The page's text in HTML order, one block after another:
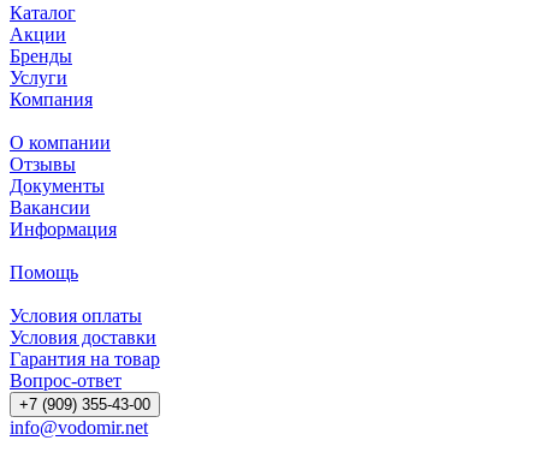
Каталог
Акции
Бренды
Услуги
Компания
О компании
Отзывы
Документы
Вакансии
Информация
Помощь
Условия оплаты
Условия доставки
Гарантия на товар
Вопрос-ответ
+7 (909) 355-43-00
info@vodomir.net